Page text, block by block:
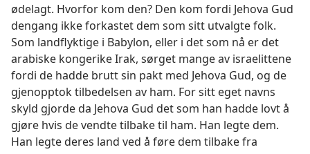
ødelagt. Hvorfor kom den? Den kom fordi Jehova Gud
dengang ikke forkastet dem som sitt utvalgte folk.
Som landflyktige i Babylon, eller i det som nå er det
arabiske kongerike Irak, sørget mange av israelittene
fordi de hadde brutt sin pakt med Jehova Gud, og de
gjenopptok tilbedelsen av ham. For sitt eget navns
skyld gjorde da Jehova Gud det som han hadde lovt å
gjøre hvis de vendte tilbake til ham. Han legte dem.
Han legte deres land ved å føre dem tilbake fra